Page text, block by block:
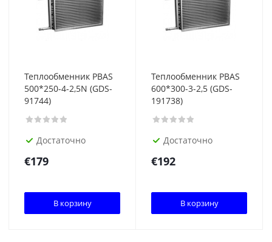
Теплообменник PBAS
500*250-4-2,5N (GDS-
91744)
Достаточно
€179
В корзину
Теплообменник PBAS
600*300-3-2,5 (GDS-
191738)
Достаточно
€192
В корзину